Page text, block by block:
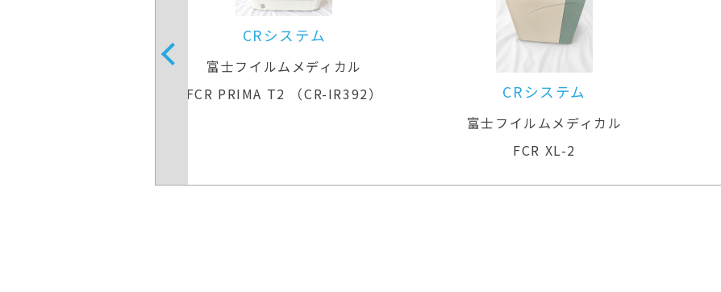
CRシステム
富士フイルムメディカル
FCR PRIMA T2 （CR-IR392）
CRシステム
富士フイルムメディカル
FCR XL-2